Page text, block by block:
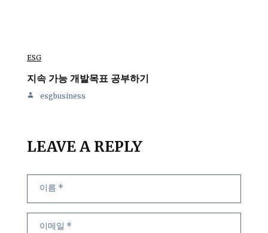
ESG
지속 가능 개발목표 공부하기
esgbusiness
LEAVE A REPLY